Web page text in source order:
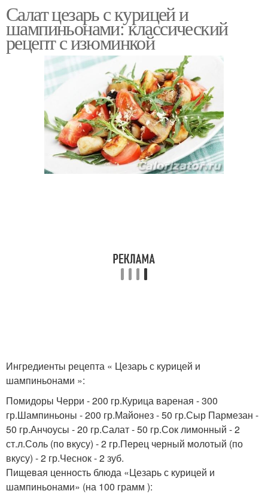
Салат цезарь с курицей и
шампиньонами: классический
рецепт с изюминкой
Ингредиенты рецепта « Цезарь с курицей и
шампиньонами »:
Помидоры Черри - 200 гр.Курица вареная - 300
гр.Шампиньоны - 200 гр.Майонез - 50 гр.Сыр Пармезан -
50 гр.Анчоусы - 20 гр.Салат - 50 гр.Сок лимонный - 2
ст.л.Соль (по вкусу) - 2 гр.Перец черный молотый (по
вкусу) - 2 гр.Чеснок - 2 зуб.
Пищевая ценность блюда «Цезарь с курицей и
шампиньонами» (на 100 грамм ):